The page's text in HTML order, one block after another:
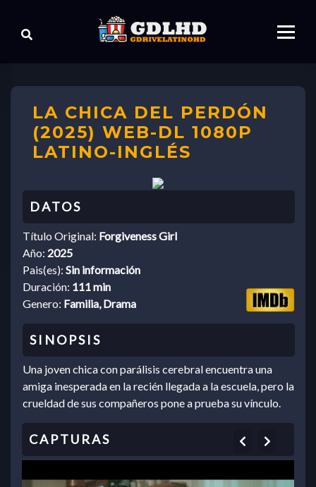
LA CHICA DEL PERDÓN
(2025) WEB-DL 1080P
LATINO-INGLÉS
Título Original: Forgiveness Girl
Año: 2025
Pais(es): Sin información
Duración: 111 min
Genero: Familia, Drama
Una joven chica con parálisis cerebral encuentra una
amiga inesperada en la recién llegada a la escuela, pero la
crueldad de sus compañeros pone a prueba su vínculo.
Previous